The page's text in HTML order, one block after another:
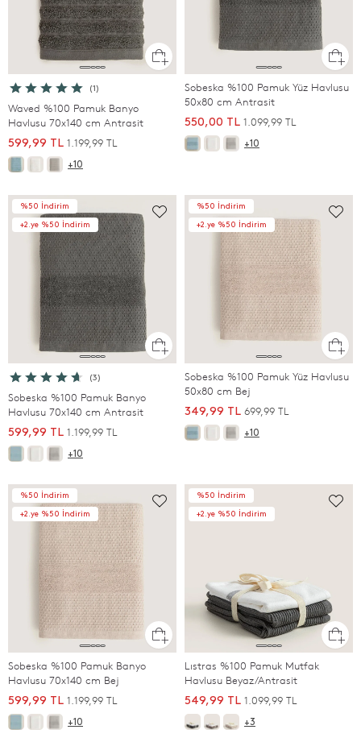
(1)
Waved %100 Pamuk Banyo
Havlusu 70x140 cm Antrasit
599,99 TL 1.199,99 TL
+10
Sobeska %100 Pamuk Yüz Havlusu
50x80 cm Antrasit
550,00 TL 1.099,99 TL
+10
%50 İndirim
+2.ye %50 İndirim
(3)
Sobeska %100 Pamuk Banyo
Havlusu 70x140 cm Antrasit
599,99 TL 1.199,99 TL
+10
%50 İndirim
+2.ye %50 İndirim
Sobeska %100 Pamuk Yüz Havlusu
50x80 cm Bej
349,99 TL 699,99 TL
+10
%50 İndirim
+2.ye %50 İndirim
Sobeska %100 Pamuk Banyo
Havlusu 70x140 cm Bej
599,99 TL 1.199,99 TL
+10
%50 İndirim
+2.ye %50 İndirim
Lıstras %100 Pamuk Mutfak
Havlusu Beyaz/Antrasit
549,99 TL 1.099,99 TL
+3